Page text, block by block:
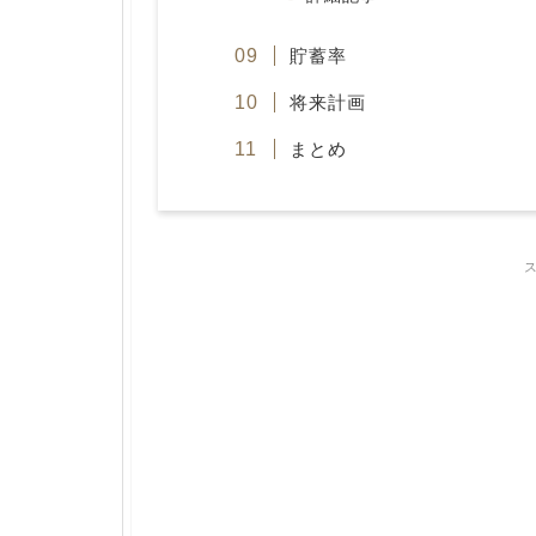
貯蓄率
将来計画
まとめ